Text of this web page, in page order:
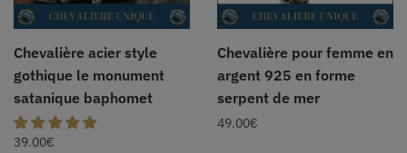
Chevalière acier style
gothique le monument
satanique baphomet
39.00€
Chevalière pour femme en
argent 925 en forme
serpent de mer
49.00€